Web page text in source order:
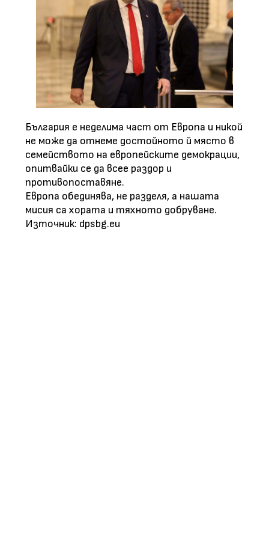
България е неделима част от Европа и никой
не може да отнеме достойното й място в
семейството на европейските демокрации,
опитвайки се да всее раздор и
противопоставяне.
Европа обединява, не разделя, а нашата
мисия са хората и тяхното добруване.
Източник: dpsbg.eu